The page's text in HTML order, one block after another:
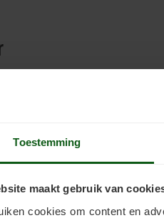
Toestemming
maakt gebruik van
cookies om content en
uw vloer? Zoek hier op
(indien nodig)
nodig)
(afhankelijk van gewenst